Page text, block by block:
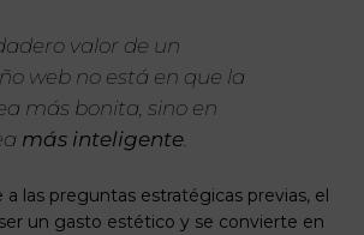
valor de un
web no está en que la
más bonita, sino en
más inteligente.
a las preguntas estratégicas previas, el
un gasto estético y se convierte en